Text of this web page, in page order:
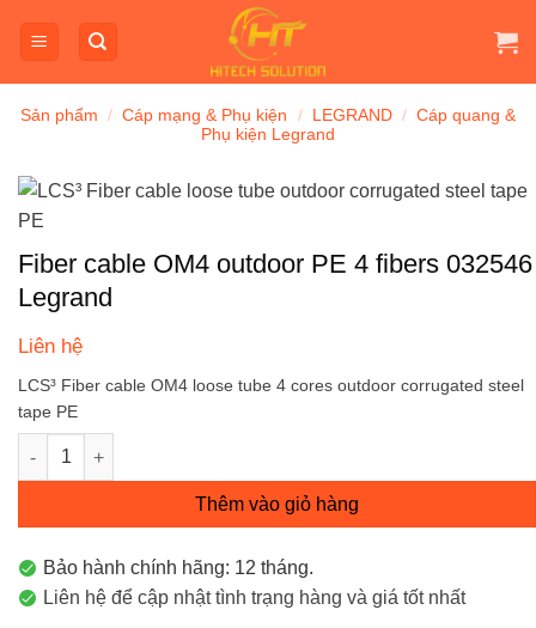
qua
dung
Sản phẩm / Cáp mạng & Phụ kiện / LEGRAND / Cáp quang &
Phụ kiện Legrand
Fiber cable OM4 outdoor PE 4 fibers 032546
Legrand
Liên hệ
LCS³ Fiber cable OM4 loose tube 4 cores outdoor corrugated steel
tape PE
Fiber cable OM4 outdoor PE 4 fibers 032546 Legrand số lượng
Thêm vào giỏ hàng
Bảo hành chính hãng: 12 tháng.
Liên hệ để cập nhật tình trạng hàng và giá tốt nhất